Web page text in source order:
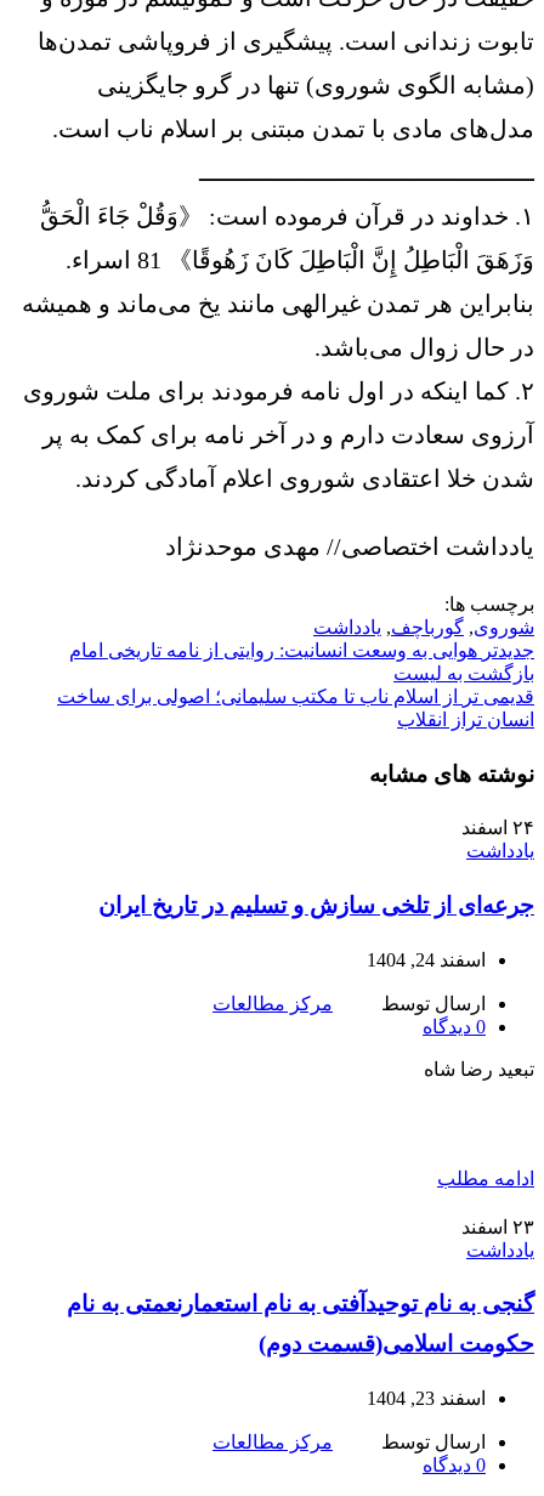
تابوت زندانی است. پیشگیری از فروپاشی تمدن‌ها
(مشابه الگوی شوروی) تنها در گرو جایگزینی
مدل‌های مادی با تمدن مبتنی بر اسلام ناب است.
ــــــــــــــــــــــــــــــــــــــــــــــ
۱. خداوند در قرآن فرموده است: 《وَقُلْ جَاءَ الْحَقُّ
وَزَهَقَ الْبَاطِلُ إِنَّ الْبَاطِلَ كَانَ زَهُوقًا》 81 اسراء.
بنابراین هر تمدن غیرالهی مانند یخ می‌ماند و همیشه
در حال زوال می‌باشد.
۲. کما اینکه در اول نامه فرمودند برای ملت شوروی
آرزوی سعادت دارم و در آخر نامه برای کمک به پر
شدن خلا اعتقادی شوروی اعلام آمادگی کردند.
یادداشت اختصاصی// مهدی موحدنژاد
برچسب ها:
شوروی, گورباچف, یادداشت
جدیدتر هوایی به وسعت انسانیت: روایتی از نامه تاریخی امام
بازگشت به لیست
قدیمی تر
از اسلام ناب تا مکتب سلیمانی؛ اصولی برای ساخت
انسان تراز انقلاب
نوشته های مشابه
۲۴ اسفند
یادداشت
جرعه‌ای از تلخی سازش و تسلیم در تاریخ ایران
اسفند 24, 1404
ارسال توسط
مرکز مطالعات
0 دیدگاه
تبعید رضا شاه
ادامه مطلب
۲۳ اسفند
یادداشت
گنجی به نام توحیدآفتی به نام استعمارنعمتی به نام
حکومت اسلامی(قسمت دوم)
اسفند 23, 1404
ارسال توسط
مرکز مطالعات
0 دیدگاه